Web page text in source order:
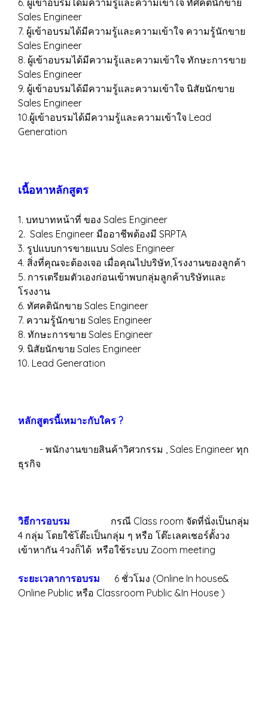
6. ผู้เข้าอบรมได้มีความรู้และความเข้าใจ ทัศคตินักขาย
Sales Engineer
7. ผู้เข้าอบรมได้มีความรู้และความเข้าใจ ความรู้นักขาย
Sales Engineer
8. ผู้เข้าอบรมได้มีความรู้และความเข้าใจ ทักษะการขาย
Sales Engineer
9. ผู้เข้าอบรมได้มีความรู้และความเข้าใจ นิสัยนักขาย
Sales Engineer
10.ผู้เข้าอบรมได้มีความรู้และความเข้าใจ Lead
Generation
เนื้อหาหลักสูตร
1. บทบาทหน้าที่ ของ Sales Engineer
2. Sales Engineer มืออาชีพต้องมี SRPTA
3. รูปแบบการขายแบบ Sales Engineer
4. สิ่งที่คุณจะต้องเจอ เมื่อคุณไปบริษัท,โรงงานของลูกค้า
5. การเตรียมตัวเองก่อนเข้าพบกลุ่มลูกค้าบริษัทและ
โรงงาน
6. ทัศคตินักขาย Sales Engineer
7. ความรู้นักขาย Sales Engineer
8. ทักษะการขาย Sales Engineer
9. นิสัยนักขาย Sales Engineer
10. Lead Generation
หลักสูตรนี้เหมาะกับใคร ?
- พนักงานขายสินค้าวิศวกรรม , Sales Engineer ทุก
ธุรกิจ
วิธีการอบรม กรณี Class room จัดที่นั่งเป็นกลุ่ม
4 กลุ่ม โดยใช้โต๊ะเป็นกลุ่ม ๆ หรือ โต๊ะเลคเชอร์ตั้งวง
เข้าหากัน 4วงก็ได้ หรือใช้ระบบ Zoom meeting
ระยะเวลาการอบรม 6 ชั่วโมง (Online In house&
Online Public หรือ Classroom Public &In House )